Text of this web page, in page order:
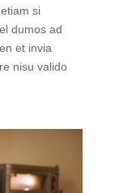
si
dumos ad
et invia
nisu valido